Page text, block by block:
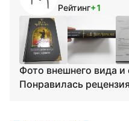
Рейтинг+1
Фото внешнего вида и
Понравилась